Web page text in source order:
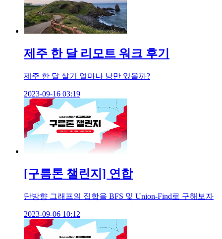
제주 한 달 리모트 워크 후기
제주 한 달 살기 얼마나 낭만 있을까?
2023-09-16 03:19
[구름톤 챌린지] 연합
단방향 그래프의 집합을 BFS 및 Union-Find로 구해보자
2023-09-06 10:12